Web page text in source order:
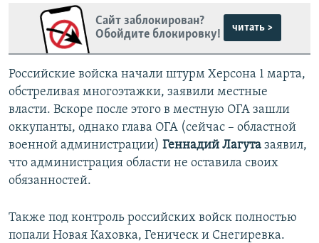
Сайт заблокирован?
Обойдите блокировку!
читать >
Российские войска начали штурм Херсона 1 марта,
обстреливая многоэтажки, заявили местные
власти. Вскоре после этого в местную ОГА зашли
оккупанты, однако глава ОГА (сейчас – областной
военной администрации) Геннадий Лагута заявил,
что администрация области не оставила своих
обязанностей.
Также под контроль российских войск полностью
попали Новая Каховка, Геническ и Снегиревка.